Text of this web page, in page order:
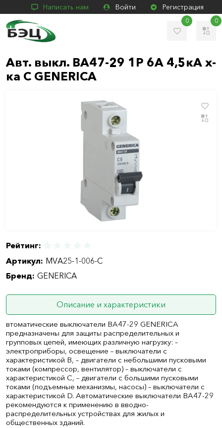
Написать нам Войти Регистрация
0 0
Авт. выкл. ВА47-29 1Р 6А 4,5кА х-
ка С GENERICA
Рейтинг:
Артикул: MVA25-1-006-C
Бренд: GENERICA
Описание и характеристики
втоматические выключатели ВА47-29 GENERICA
предназначены для защиты распределительных и
групповых цепей, имеющих различную нагрузку: –
электроприборы, освещение – выключатели с
характеристикой В, – двигатели с небольшими пусковыми
токами (компрессор, вентилятор) – выключатели с
характеристикой C, – двигатели с большими пусковыми
токами (подъемные механизмы, насосы) – выключатели с
характеристикой D. Автоматические выключатели ВА47-29
рекомендуются к применению в вводно-
распределительных устройствах для жилых и
общественных зданий.